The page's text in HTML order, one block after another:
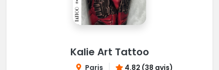
Kalie Art Tattoo
Paris 4.82 (38 avis)